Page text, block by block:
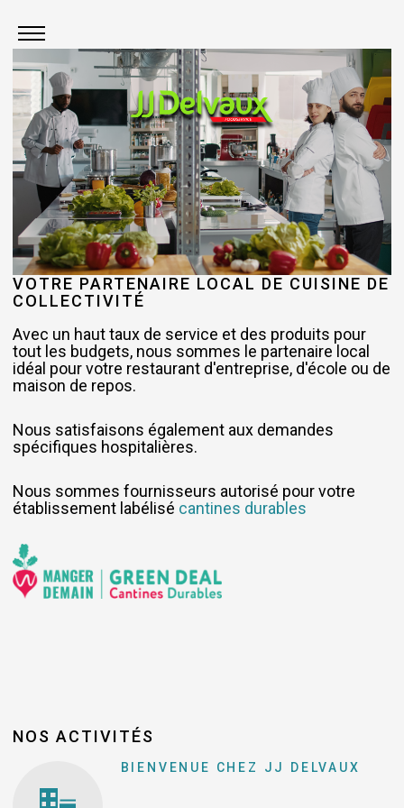
VOTRE PARTENAIRE LOCAL DE CUISINE DE
COLLECTIVITÉ
Avec un haut taux de service et des produits pour
tout les budgets, nous sommes le partenaire local
idéal pour votre restaurant d'entreprise, d'école ou de
maison de repos.
Nous satisfaisons également aux demandes
spécifiques hospitalières.
Nous sommes fournisseurs autorisé pour votre
établissement labélisé cantines durables
NOS ACTIVITÉS
BIENVENUE CHEZ JJ DELVAUX